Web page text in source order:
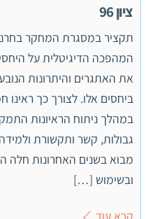
ציון 96
תקציר במסגרת המחקר
המהפכה הדיגיטלית על
את האתגרים והיתרונות
ביחסים אלו. לצורך כך
במהלך ניתוח הראיונות
גבולות, קשר ותקשורת
מבוא בשנים האחרונות חלה
ובשימוש […]